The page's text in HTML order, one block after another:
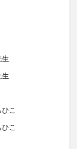
生
生
こ
こ